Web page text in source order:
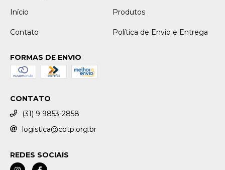
Início
Produtos
Contato Política de Envio e Entrega
FORMAS DE ENVIO
CONTATO
(31) 9 9853-2858
logistica@cbtp.org.br
REDES SOCIAIS